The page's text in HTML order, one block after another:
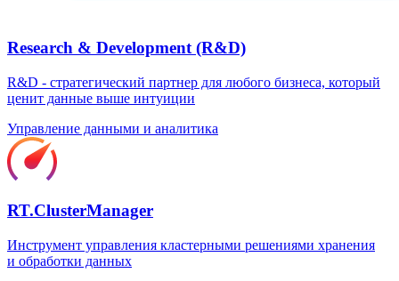
Research & Development (R&D)
R&D - стратегический партнер для любого бизнеса, который
ценит данные выше интуиции
Управление данными и аналитика
RT.ClusterManager
Инструмент управления кластерными решениями хранения
и обработки данных